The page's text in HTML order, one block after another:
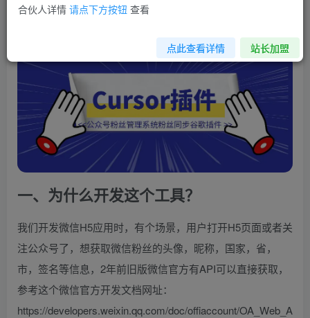
小助手
176 19
一、为什么开发这个工具？
我们开发微信H5应用时，有个场景，用户打开H5页面或者关
注公众号了，想获取微信粉丝的头像，昵称，国家，省，
市，签名等信息，2年前旧版微信官方有API可以直接获取，
参考这个微信官方开发文档网址：
https://developers.weixin.qq.com/doc/offiaccount/OA_Web_A
合伙人详情 请点下方按钮 查看
点此查看详情 站长加盟